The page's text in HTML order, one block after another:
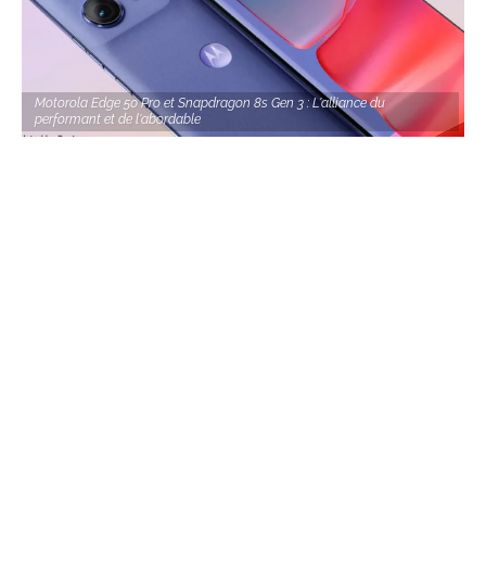
Motorola Edge 50 Pro et Snapdragon 8s Gen 3 : L'alliance du
performant et de l'abordable